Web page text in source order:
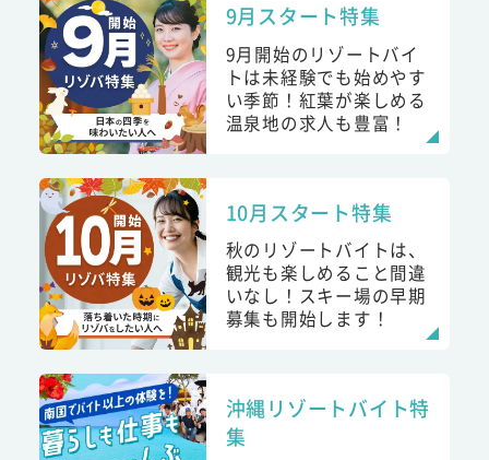
9月スタート特集
9月開始のリゾートバイ
トは未経験でも始めやす
い季節！紅葉が楽しめる
温泉地の求人も豊富！
10月スタート特集
秋のリゾートバイトは、
観光も楽しめること間違
いなし！スキー場の早期
募集も開始します！
沖縄リゾートバイト特
集